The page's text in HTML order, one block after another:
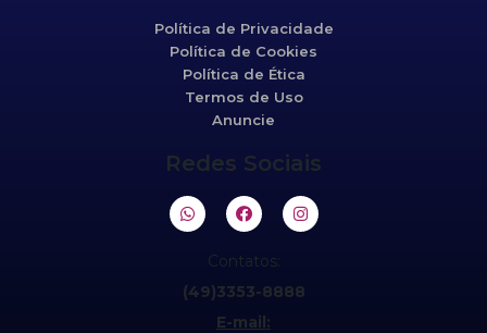
Política de Privacidade
Política de Cookies
Política de Ética
Termos de Uso
Anuncie
Redes Sociais
Contatos:
(49)3353-8888
E-mail: